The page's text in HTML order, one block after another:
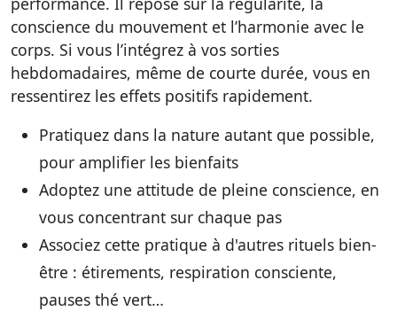
conscience du mouvement et l’harmonie avec le
corps. Si vous l’intégrez à vos sorties
hebdomadaires, même de courte durée, vous en
ressentirez les effets positifs rapidement.
Pratiquez dans la nature autant que possible,
pour amplifier les bienfaits
Adoptez une attitude de pleine conscience, en
vous concentrant sur chaque pas
Associez cette pratique à d'autres rituels bien-
être : étirements, respiration consciente,
pauses thé vert…